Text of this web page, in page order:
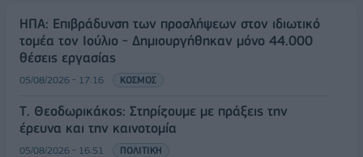
ΗΠΑ: Επιβράδυνση των προσλήψεων στον ιδιωτικό
τομέα τον Ιούλιο - Δημιουργήθηκαν μόνο 44.000
θέσεις εργασίας
05/08/2026 - 17:16 ΚΟΣΜΟΣ
Τ. Θεοδωρικάκος: Στηρίζουμε με πράξεις την
έρευνα και την καινοτομία
05/08/2026 - 16:51 ΠΟΛΙΤΙΚΗ